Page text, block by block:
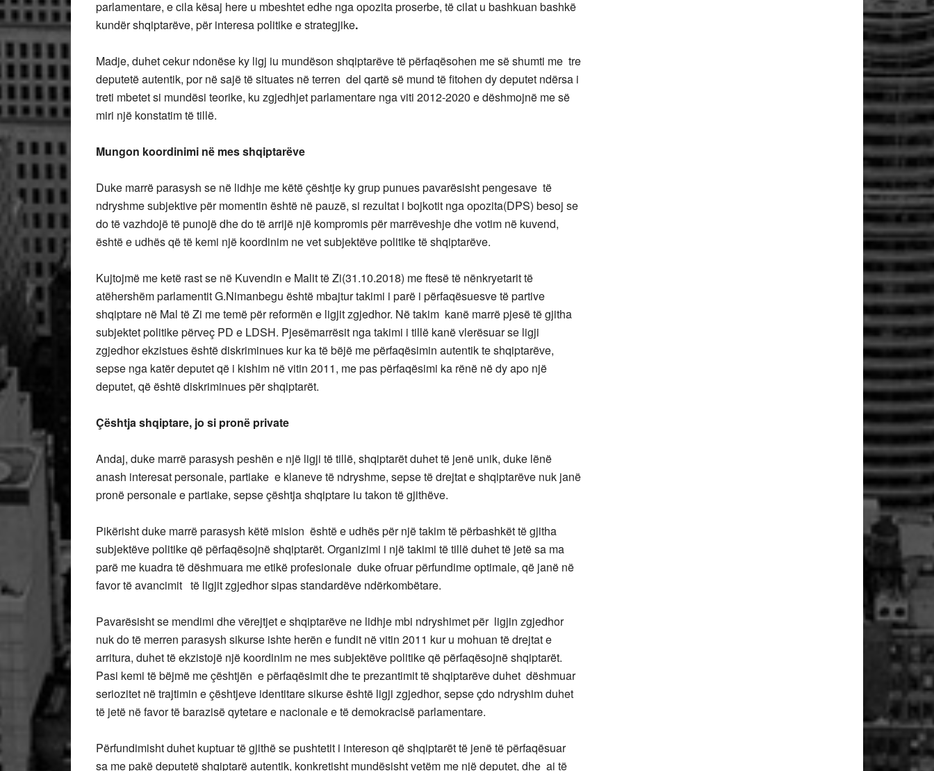
parlamentare, e cila kësaj here u mbeshtet edhe nga opozita proserbe, të cilat u bashkuan bashkë
kundër shqiptarëve, për interesa politike e strategjike.
Madje, duhet cekur ndonëse ky ligj iu mundëson shqiptarëve të përfaqësohen me së shumti me tre
deputetë autentik, por në sajë të situates në terren del qartë së mund të fitohen dy deputet ndërsa i
treti mbetet si mundësi teorike, ku zgjedhjet parlamentare nga viti 2012-2020 e dëshmojnë me së
miri një konstatim të tillë.
Mungon koordinimi në mes shqiptarëve
Duke marrë parasysh se në lidhje me këtë çështje ky grup punues pavarësisht pengesave të
ndryshme subjektive për momentin është në pauzë, si rezultat i bojkotit nga opozita(DPS) besoj se
do të vazhdojë të punojë dhe do të arrijë një kompromis për marrëveshje dhe votim në kuvend,
është e udhës që të kemi një koordinim ne vet subjektëve politike të shqiptarëve.
Kujtojmë me ketë rast se në Kuvendin e Malit të Zi(31.10.2018) me ftesë të nënkryetarit të
atëhershëm parlamentit G.Nimanbegu është mbajtur takimi i parë i përfaqësuesve të partive
shqiptare në Mal të Zi me temë për reformën e ligjit zgjedhor. Në takim kanë marrë pjesë të gjitha
subjektet politike përveç PD e LDSH. Pjesëmarrësit nga takimi i tillë kanë vlerësuar se ligji
zgjedhor ekzistues është diskriminues kur ka të bëjë me përfaqësimin autentik te shqiptarëve,
sepse nga katër deputet që i kishim në vitin 2011, me pas përfaqësimi ka rënë në dy apo një
deputet, që është diskriminues për shqiptarët.
Çështja shqiptare, jo si pronë private
Andaj, duke marrë parasysh peshën e një ligji të tillë, shqiptarët duhet të jenë unik, duke lënë
anash interesat personale, partiake e klaneve të ndryshme, sepse të drejtat e shqiptarëve nuk janë
pronë personale e partiake, sepse çështja shqiptare iu takon të gjithëve.
Pikërisht duke marrë parasysh këtë mision është e udhës për një takim të përbashkët të gjitha
subjektëve politike që përfaqësojnë shqiptarët. Organizimi i një takimi të tillë duhet të jetë sa ma
parë me kuadra të dëshmuara me etikë profesionale duke ofruar përfundime optimale, që janë në
favor të avancimit të ligjit zgjedhor sipas standardëve ndërkombëtare.
Pavarësisht se mendimi dhe vërejtjet e shqiptarëve ne lidhje mbi ndryshimet për ligjin zgjedhor
nuk do të merren parasysh sikurse ishte herën e fundit në vitin 2011 kur u mohuan të drejtat e
arritura, duhet të ekzistojë një koordinim ne mes subjektëve politike që përfaqësojnë shqiptarët.
Pasi kemi të bëjmë me çështjën e përfaqësimit dhe te prezantimit të shqiptarëve duhet dëshmuar
seriozitet në trajtimin e çështjeve identitare sikurse është ligji zgjedhor, sepse çdo ndryshim duhet
të jetë në favor të barazisë qytetare e nacionale e të demokracisë parlamentare.
Përfundimisht duhet kuptuar të gjithë se pushtetit i intereson që shqiptarët të jenë të përfaqësuar
sa me pakë deputetë shqiptarë autentik, konkretisht mundësisht vetëm me një deputet, dhe ai të